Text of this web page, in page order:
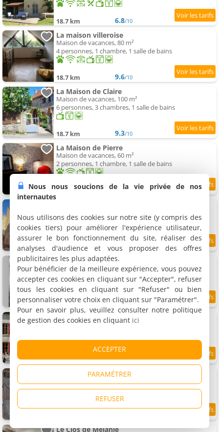
18.7 km 6.8/10
La maison villeroise
Maison de vacances, 80 m²
4 personnes, 1 chambre, 1 salle de bains
18.7 km 9.6/10
La Maison de Claire
Maison de vacances, 100 m²
6 personnes, 3 chambres, 1 salle de bains
18.7 km 9.3/10
La Maison de Pierre
Maison de vacances, 60 m²
2 personnes, 1 chambre, 1 salle de bains
18.7 km 10/10
3 personnes, 1 chambre, 1 salle de bains
18.8 km 9.6 /10
La petite maison médiévale de Melanie
Maison de vacances, 50 m²
3 personnes, 1 chambre, 1 salle de bains
18.8 km 9/10
La Maison George
9 appartements, 25 à 100 m²
18.8 km 8.7/10
Le Crébillon
14 personnes, 6 chambres, 4 salles de bains
Le Clos de Melanie
Nous nous soucions de la vie privée de nos
internautes
Nous utilisons des cookies sur notre site (y compris des
cookies tiers) pour améliorer l'expérience utilisateur,
assurer le bon fonctionnement du site, réaliser des
analyses d'audience et vous proposer des offres
publicitaires les plus adaptées.
Pour bénéficier de la meilleure expérience, vous pouvez
accepter ces cookies en cliquant sur "Accepter", refuser
tous les cookies en cliquant sur "Refuser" ou bien
personnaliser votre choix en cliquant sur "Paramétrer".
Pour en savoir plus, veuillez consulter notre politique
de gestion des cookies en cliquant ici
ACCEPTER
PARAMÉTRER
REFUSER